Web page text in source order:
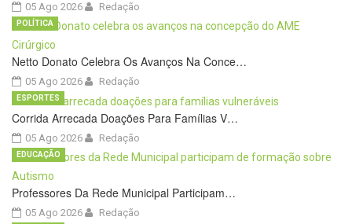
05 Ago 2026 Redação
Netto Donato Celebra Os Avanços Na Conce…
05 Ago 2026
POLÍTICA
Redação
Corrida Arrecada Doações Para Famílias V…
05 Ago 2026
ESPORTES
Redação
Professores Da Rede Municipal Participam…
05 Ago 2026
EDUCAÇÃO
Redação